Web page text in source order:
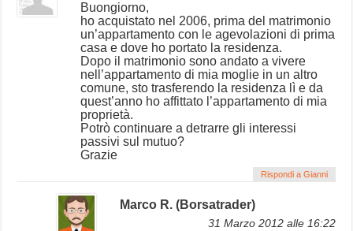
Buongiorno,
ho acquistato nel 2006, prima del matrimonio
un’appartamento con le agevolazioni di prima
casa e dove ho portato la residenza.
Dopo il matrimonio sono andato a vivere
nell’appartamento di mia moglie in un altro
comune, sto trasferendo la residenza lì e da
quest’anno ho affittato l’appartamento di mia
proprietà.
Potrò continuare a detrarre gli interessi
passivi sul mutuo?
Grazie
Rispondi a Gianni
Marco R. (Borsatrader)
31 Marzo 2012 alle 16:22